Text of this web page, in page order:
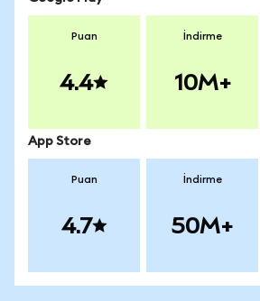
Puan
4.4
İndirme
10M+
App Store
Puan
4.7
İndirme
50M+